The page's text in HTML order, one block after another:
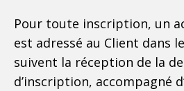
Pour toute inscription, un
est adressé au Client dans
suivent la réception de la
d’inscription, accompagné